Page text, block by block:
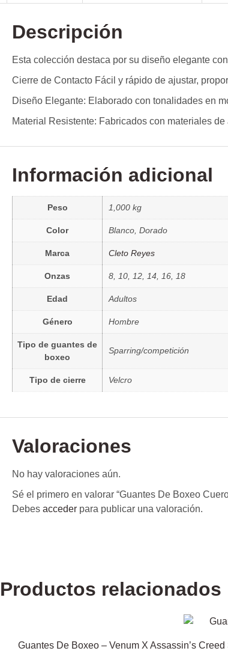
Descripción
Esta colección destaca por su diseño elegante
Cierre de Contacto Fácil y rápido de ajustar,
Diseño Elegante: Elaborado con tonalidades en
Material Resistente: Fabricados con materiales
Información adicional
Peso 1,000 kg
Color Blanco, Dorado
Marca Cleto Reyes
Onzas 8, 10, 12, 14, 16, 18
Edad Adultos
Género Hombre
Tipo de guantes de
boxeo
Sparring/competición
Tipo de cierre Velcro
Valoraciones
No hay valoraciones aún.
Sé el primero en valorar “Guantes De Boxeo
Debes acceder para publicar una valoración.
Productos relacionados
Guantes De Boxeo – Venum X Assassin’s